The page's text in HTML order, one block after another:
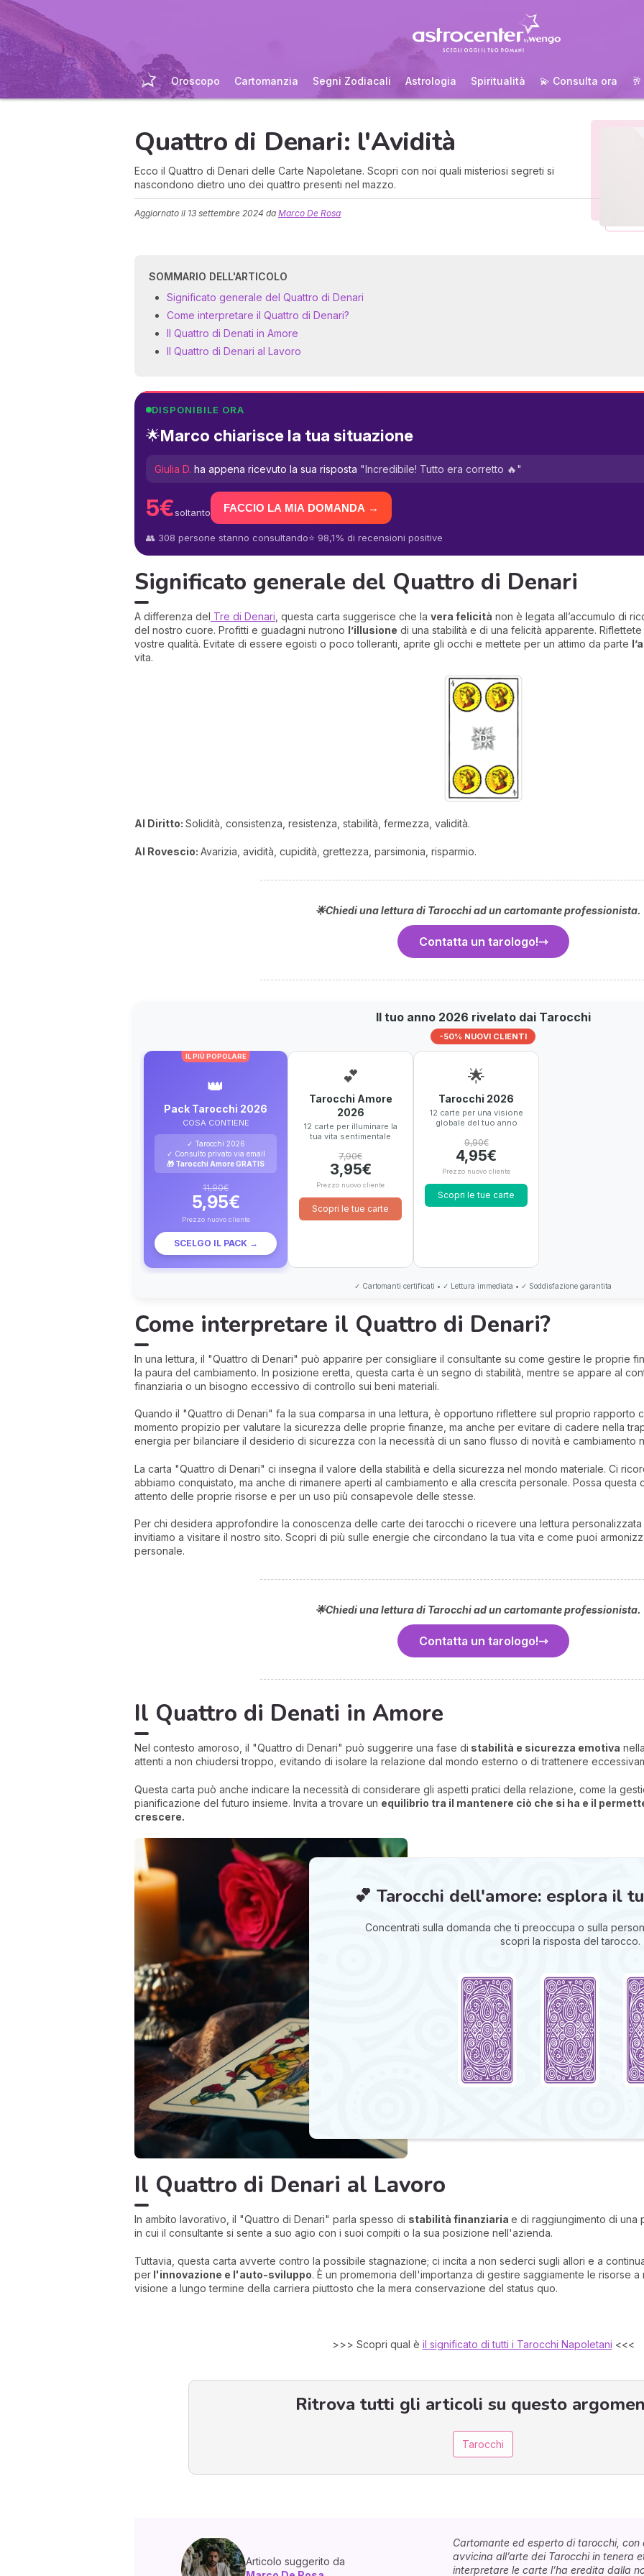
Oroscopo Cartomanzia Segni Zodiacali Astrologia Spiritualità 💫 Consulta ora
Quattro di Denari: l'Avidità
Ecco il Quattro di Denari delle Carte Napoletane. Scopri con noi quali misteriosi segreti si
nascondono dietro uno dei quattro presenti nel mazzo.
Aggiornato il 13 settembre 2024 da Marco De Rosa
SOMMARIO DELL'ARTICOLO
Significato generale del Quattro di Denari
Come interpretare il Quattro di Denari?
Il Quattro di Denati in Amore
Il Quattro di Denari al Lavoro
DISPONIBILE ORA
🌟Marco chiarisce la tua situazione
Giulia D. ha appena ricevuto la sua risposta "Incredibile! Tutto era corretto 🔥"
5€soltanto FACCIO LA MIA DOMANDA →
👥 308 persone stanno consultando⭐ 98,1% di recensioni positive
Significato generale del Quattro di Denari
A differenza del Tre di Denari , questa carta suggerisce che la vera felicità non è legata all’accumulo di
del nostro cuore. Profitti e guadagni nutrono l’illusione di una stabilità e di una felicità apparente.
vostre qualità. Evitate di essere egoisti o poco tolleranti, aprite gli occhi e mettete per un attimo da parte
vita.
Al Diritto: Solidità, consistenza, resistenza, stabilità, fermezza, validità.
Al Rovescio: Avarizia, avidità, cupidità, grettezza, parsimonia, risparmio.
🌟Chiedi una lettura di Tarocchi ad un cartomante professionista.
Contatta un tarologo!
Il tuo anno 2026 rivelato dai Tarocchi
-50% NUOVI CLIENTI
IL PIÙ POPOLARE
👑
Pack Tarocchi 2026
COSA CONTIENE
✓ Tarocchi 2026
✓ Consulto privato via email
🎁 Tarocchi Amore GRATIS
11,90€
5,95€
Prezzo nuovo cliente
SCELGO IL PACK →
💕
Tarocchi Amore
2026
12 carte per illuminare la
tua vita sentimentale
7,90€
3,95€
Prezzo nuovo cliente
Scopri le tue carte
🌟
Tarocchi 2026
12 carte per una visione
globale del tuo anno
9,90€
4,95€
Prezzo nuovo cliente
Scopri le tue carte
✓ Cartomanti certificati • ✓ Lettura immediata • ✓ Soddisfazione garantita
Come interpretare il Quattro di Denari?
In una lettura, il "Quattro di Denari" può apparire per consigliare il consultante su come gestire le proprie
la paura del cambiamento. In posizione eretta, questa carta è un segno di stabilità, mentre se appare al
finanziaria o un bisogno eccessivo di controllo sui beni materiali.
Quando il "Quattro di Denari" fa la sua comparsa in una lettura, è opportuno riflettere sul proprio rapporto
momento propizio per valutare la sicurezza delle proprie finanze, ma anche per evitare di cadere nella
energia per bilanciare il desiderio di sicurezza con la necessità di un sano flusso di novità e cambiamento
La carta "Quattro di Denari" ci insegna il valore della stabilità e della sicurezza nel mondo materiale. Ci
abbiamo conquistato, ma anche di rimanere aperti al cambiamento e alla crescita personale. Possa
attento delle proprie risorse e per un uso più consapevole delle stesse.
Per chi desidera approfondire la conoscenza delle carte dei tarocchi o ricevere una lettura
invitiamo a visitare il nostro sito. Scopri di più sulle energie che circondano la tua vita e come puoi
personale.
🌟Chiedi una lettura di Tarocchi ad un cartomante professionista.
Contatta un tarologo!
Il Quattro di Denati in Amore
Nel contesto amoroso, il "Quattro di Denari" può suggerire una fase di stabilità e sicurezza emotiva
attenti a non chiudersi troppo, evitando di isolare la relazione dal mondo esterno o di trattenere
Questa carta può anche indicare la necessità di considerare gli aspetti pratici della relazione, come la
pianificazione del futuro insieme. Invita a trovare un equilibrio tra il mantenere ciò che si ha e il
crescere.
💕 Tarocchi dell'amore: esplora il
Concentrati sulla domanda che ti preoccupa o sulla
scopri la risposta del tarocco.
Il Quattro di Denari al Lavoro
In ambito lavorativo, il "Quattro di Denari" parla spesso di stabilità finanziaria e di raggiungimento di una
in cui il consultante si sente a suo agio con i suoi compiti o la sua posizione nell'azienda.
Tuttavia, questa carta avverte contro la possibile stagnazione; ci incita a non sederci sugli allori e a
per l'innovazione e l'auto-sviluppo. È un promemoria dell'importanza di gestire saggiamente le risorse
visione a lungo termine della carriera piuttosto che la mera conservazione del status quo.
>>> Scopri qual è il significato di tutti i Tarocchi Napoletani <<<
Ritrova tutti gli articoli su questo
Tarocchi
Articolo suggerito da
Cartomante ed esperto di tarocchi, con
avvicina all’arte dei Tarocchi in tenera
interpretare le carte l’ha eredita dalla